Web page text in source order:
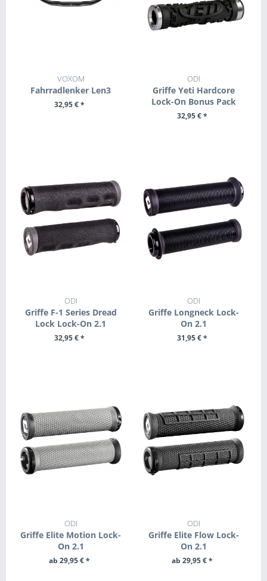
VOXOM
Fahrradlenker Len3
32,95 € *
ODI
Griffe Yeti Hardcore
Lock-On Bonus Pack
32,95 € *
ODI
Griffe F-1 Series Dread
Lock Lock-On 2.1
32,95 € *
ODI
Griffe Longneck Lock-
On 2.1
31,95 € *
ODI
Griffe Elite Motion Lock-
On 2.1
ab 29,95 € *
ODI
Griffe Elite Flow Lock-
On 2.1
ab 29,95 € *